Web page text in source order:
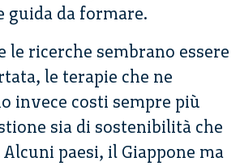
guida da formare.
le ricerche sembrano essere
le terapie che ne
invece costi sempre più
sia di sostenibilità che
paesi, il Giappone ma